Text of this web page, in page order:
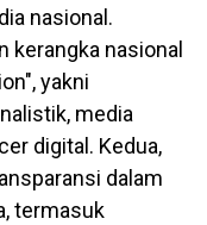
nasional.
kerangka nasional
yakni
media
digital. Kedua,
dalam
termasuk